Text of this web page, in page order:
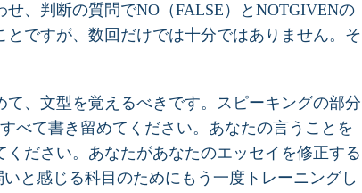
、判断の質問でNO（FALSE）とNOTGIVENの
ですが、数回だけでは十分ではありません。そ
、文型を覚えるべきです。スピーキングの部分
べて書き留めてください。あなたの言うことを
ださい。あなたがあなたのエッセイを修正する
と感じる科目のためにもう一度トレーニングし